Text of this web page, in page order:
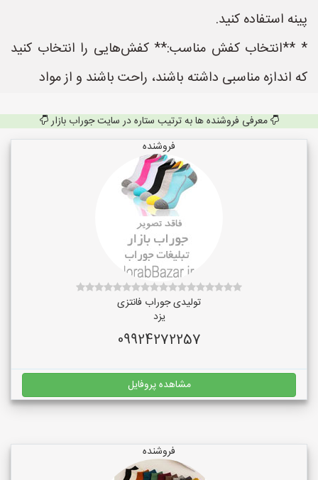
پینه استفاده کنید.
* **انتخاب کفش مناسب:** کفش‌هایی را انتخاب کنید
که اندازه مناسبی داشته باشند، راحت باشند و از مواد
معرفی فروشنده ها به ترتیب ستاره در سایت جوراب بازار
فروشنده
تولیدی جوراب فانتزی
یزد
09924272257
مشاهده پروفایل
فروشنده